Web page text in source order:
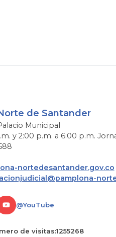
de Santander
Municipal
y 2:00 p.m. a 6:00 p.m.
nortedesantander.gov.co
@YouTube
de visitas:1255268